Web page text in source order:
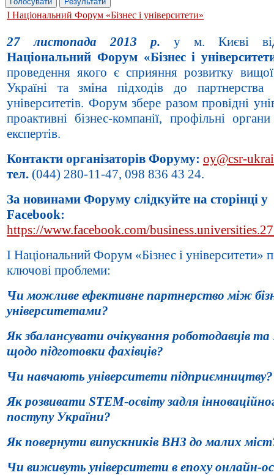
І Національний Форум «Бізнес і університети»
27листопада 2013 р. у м. Києві
Національний Форум «Бізнес і
проведення якого є сприяння розвитку
Україні та зміна підходів до партнерства
університетів. Форум збере разом провідні
проактивні бізнес-компанії, профільні
експертів.
Контакти організаторів Форуму: oy@csr-
тел. (044) 280-11-47, 098 836 43 24.
За новинами Форуму слідкуйте на сторінці у
Facebook:
https://www.facebook.com/
І Національний Форум «Бізнес і університети»
ключові проблеми:
Чи можливе ефективне партнерство між
університетами?
Як збалансувати очікування роботодавців
щодо підготовки фахівців?
Чи навчають університети підприємництву?
Як розвивати STEM-освіту задля
поступу України?
Як повернути випускників ВНЗ до малих
Чи виживуть університети в епоху онлайн-